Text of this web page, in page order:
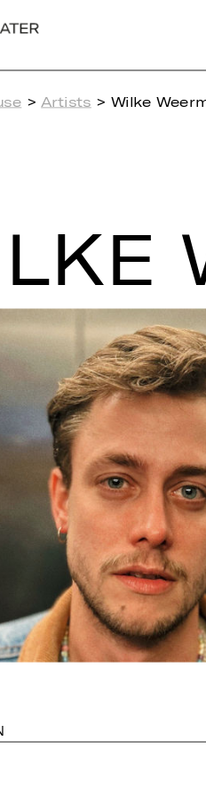
> Artists > Wilke